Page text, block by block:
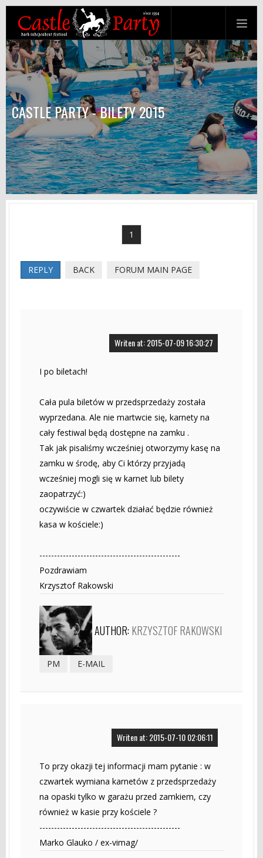
CASTLE PARTY - BILETY 2015
1
REPLY BACK FORUM MAIN PAGE
Writen at: 2015-07-09 16:30:27
I po biletach!
Cała pula biletów w przedsprzedaży została
wyprzedana. Ale nie martwcie się, karnety na
cały festiwal będą dostępne na zamku .
Tak jak pisaliśmy wcześniej otworzymy kasę na
zamku w środę, aby Ci którzy przyjadą
wcześniej mogli się w karnet lub bilety
zaopatrzyć:)
oczywiście w czwartek działać będzie również
kasa w kościele:)
------------------------------------------------
Pozdrawiam
Krzysztof Rakowski
AUTHOR: KRZYSZTOF RAKOWSKI
PM E-MAIL
Writen at: 2015-07-10 02:06:11
To przy okazji tej informacji mam pytanie : w
czwartek wymiana karnetów z przedsprzedaży
na opaski tylko w garażu przed zamkiem, czy
również w kasie przy kościele ?
------------------------------------------------
Marko Glauko / ex-vimag/